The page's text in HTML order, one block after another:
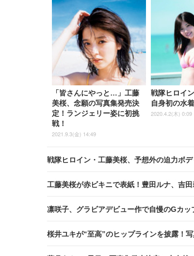
「皆さんにやっと…」工藤
美桜、念願の写真集発売決
定！ランジェリー姿に初挑
戦！
2021.9.3(金) 14:49
戦隊ヒロイ
自身初の水
2020.4.2(木) 0:09
戦隊ヒロイン・工藤美桜、予想外の迫力ボ
工藤美桜が赤ビキニで表紙！豊田ルナ、吉
凛咲子、グラビアデビュー作で自慢のGカ
桜井ユキが“至高”のヒップラインを披露！